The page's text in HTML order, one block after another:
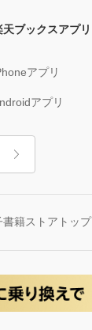
天ブックスアプリ
アプリ
アプリ
籍ストアトップ